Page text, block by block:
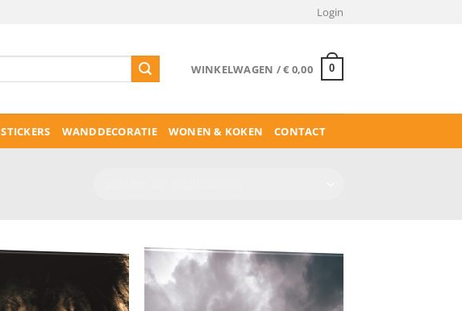
Login
WINKELWAGEN /€ 0,00 0
STICKERS WANDDECORATIE WONEN & KOKEN CONTACT